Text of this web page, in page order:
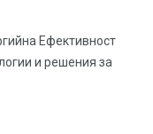
Ефективност
и решения за